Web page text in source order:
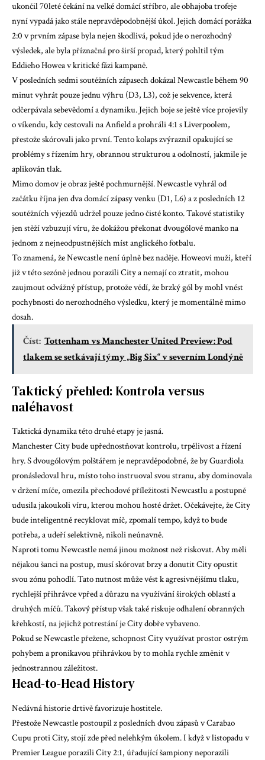
ukončil 70leté čekání na velké domácí stříbro, ale obhajoba trofeje
nyní vypadá jako stále nepravděpodobnější úkol. Jejich domácí porážka
2:0 v prvním zápase byla nejen škodlivá, pokud jde o nerozhodný
výsledek, ale byla příznačná pro širší propad, který pohltil tým
Eddieho Howea v kritické fázi kampaně.
V posledních sedmi soutěžních zápasech dokázal Newcastle během 90
minut vyhrát pouze jednu výhru (D3, L3), což je sekvence, která
odčerpávala sebevědomí a dynamiku. Jejich boje se ještě více projevily
o víkendu, kdy cestovali na Anfield a prohráli 4:1 s Liverpoolem,
přestože skórovali jako první. Tento kolaps zvýraznil opakující se
problémy s řízením hry, obrannou strukturou a odolností, jakmile je
aplikován tlak.
Mimo domov je obraz ještě pochmurnější. Newcastle vyhrál od
začátku října jen dva domácí zápasy venku (D1, L6) a z posledních 12
soutěžních výjezdů udržel pouze jedno čisté konto. Takové statistiky
jen stěží vzbuzují víru, že dokážou překonat dvougólové manko na
jednom z nejneodpustnějších míst anglického fotbalu.
To znamená, že Newcastle není úplně bez naděje. Howeovi muži, kteří
již v této sezóně jednou porazili City a nemají co ztratit, mohou
zaujmout odvážný přístup, protože vědí, že brzký gól by mohl vnést
pochybnosti do nerozhodného výsledku, který je momentálně mimo
dosah.
Číst: Tottenham vs Manchester United Preview: Pod
tlakem se setkávají týmy „Big Six“ v severním Londýně
Taktický přehled: Kontrola versus
naléhavost
Taktická dynamika této druhé etapy je jasná.
Manchester City bude upřednostňovat kontrolu, trpělivost a řízení
hry. S dvougólovým polštářem je nepravděpodobné, že by Guardiola
pronásledoval hru, místo toho instruoval svou stranu, aby dominovala
v držení míče, omezila přechodové příležitosti Newcastlu a postupně
udusila jakoukoli víru, kterou mohou hosté držet. Očekávejte, že City
bude inteligentně recyklovat míč, zpomalí tempo, když to bude
potřeba, a udeří selektivně, nikoli neúnavně.
Naproti tomu Newcastle nemá jinou možnost než riskovat. Aby měli
nějakou šanci na postup, musí skórovat brzy a donutit City opustit
svou zónu pohodlí. Tato nutnost může vést k agresivnějšímu tlaku,
rychlejší přihrávce vpřed a důrazu na využívání širokých oblastí a
druhých míčů. Takový přístup však také riskuje odhalení obranných
křehkostí, na jejichž potrestání je City dobře vybaveno.
Pokud se Newcastle přežene, schopnost City využívat prostor ostrým
pohybem a pronikavou přihrávkou by to mohla rychle změnit v
jednostrannou záležitost.
Head-to-Head History
Nedávná historie drtivě favorizuje hostitele.
Přestože Newcastle postoupil z posledních dvou zápasů v Carabao
Cupu proti City, stojí zde před nelehkým úkolem. I když v listopadu v
Premier League porazili City 2:1, úřadující šampiony neporazili